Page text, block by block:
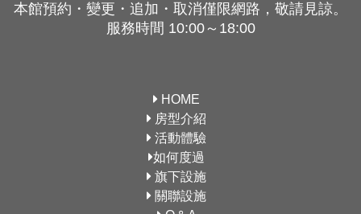
本館預約・變更・追加・取消僅限網路，敬請見諒。
服務時間 10:00～18:00
HOME
房型介紹
活動體驗
如何度過
旗下設施
關聯設施